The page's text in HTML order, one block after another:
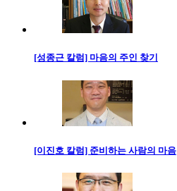
[성종근 칼럼] 마음의 주인 찾기
[이진호 칼럼] 준비하는 사람의 마음